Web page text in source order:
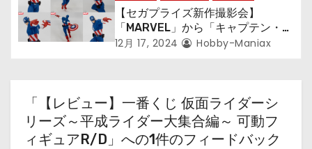
【セガプライズ新作撮影会】
「MARVEL」から「キャプテン・ア
メリカ」が“Luminasta”になって
12月 17, 2024 Hobby-Maniax
「【レビュー】一番くじ 仮面ライダーシ
リーズ～平成ライダー大集合編～ 可動フ
ィギュアR/D」への1件のフィードバック